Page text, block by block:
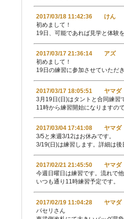
2017/03/18 11:42:36 けん
初めまして！
19日、可能であれば見学と体験
2017/03/17 21:36:14 アズ
初めまして！
19日の練習に参加させていただ
2017/03/17 18:05:51 ヤマダ
3月19日(日)はタントと合同練習
11時から練習開始になりますの
2017/03/04 17:41:08 ヤマダ
3/5と来週3/12はお休みです。
3/19(日)は練習します。詳細は
2017/02/21 21:45:50 ヤマダ
今週日曜日は練習です。流れで
いつも通り11時練習予定です。
2017/02/19 11:04:28 ヤマダ
パセリさん